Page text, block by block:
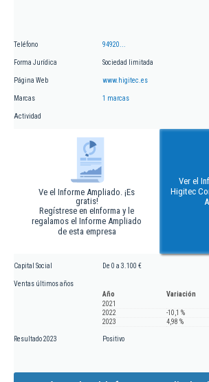
Teléfono 94920...
Forma Jurídica Sociedad limitada
Página Web www.higitec.es
Marcas 1 marcas
Actividad
Ve el Informe Ampliado. ¡Es
gratis!
Regístrese en eInforma y le
regalamos el Informe Ampliado
de esta empresa
Ver el
Higitec
Capital Social De 0 a 3.100 €
Ventas últimos años
Año
Variación
2021
2022
-10,1 %
2023
4,98 %
Resultado 2023 Positivo